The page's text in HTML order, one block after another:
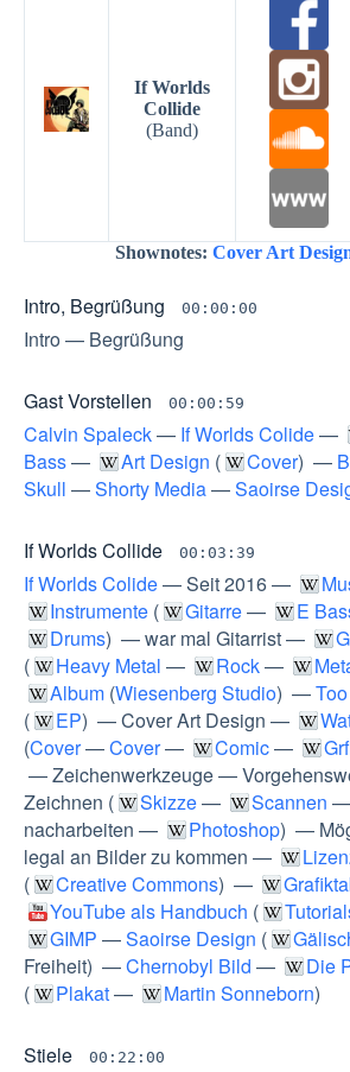
If Worlds
Collide
(Band)
Shownotes: Cover Art
Intro, Begrüßung 00:00:00
Intro — Begrüßung
Gast Vorstellen 00:00:59
Calvin Spaleck— If Worlds Colide—
Bass— Art Design ( Cover) —
Skull —Shorty Media—Saoirse
If Worlds Collide 00:03:39
If Worlds Colide—Seit 2016—
Instrumente ( Gitarre— E
Drums) —war mal Gitarrist—
(
Heavy Metal — Rock—
Album (Wiesenberg Studio) —
(
EP) —Cover Art Design —
(Cover—Cover— Comic—
—Zeichenwerkzeuge—
Zeichnen ( Skizze— Scannen —
nacharbeiten — Photoshop) —
legal an Bilder zu kommen —
(
Creative Commons) —
YouTube als Handbuch (
GIMP —Saoirse Design (
Freiheit) —Chernobyl Bild —
Die
(
Plakat— Martin Sonneborn)
Stiele 00:22:00